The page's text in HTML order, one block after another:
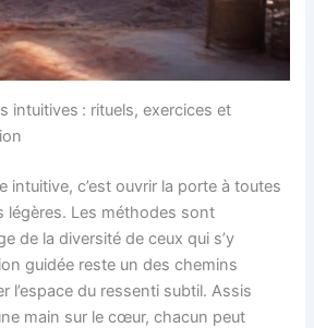
intuitives : rituels, exercices et
intuitive, c’est ouvrir la porte à toutes
légères. Les méthodes sont
de la diversité de ceux qui s’y
guidée reste un des chemins
l’espace du ressenti subtil. Assis
main sur le cœur, chacun peut